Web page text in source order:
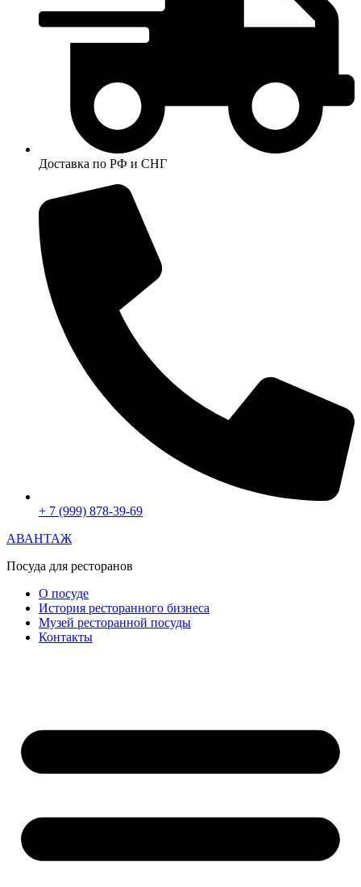
Доставка по РФ и СНГ
+ 7 (999) 878-39-69
АВАНТАЖ
Посуда для ресторанов
О посуде
История ресторанного бизнеса
Музей ресторанной посуды
Контакты